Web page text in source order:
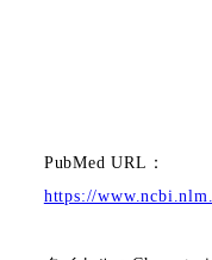
PubMed URL ：
https://